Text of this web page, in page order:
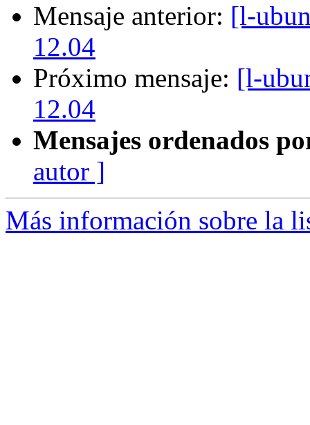
Mensaje anterior: [l-
12.04
Próximo mensaje: [l-
12.04
Mensajes ordenados
autor ]
Más información sobre la